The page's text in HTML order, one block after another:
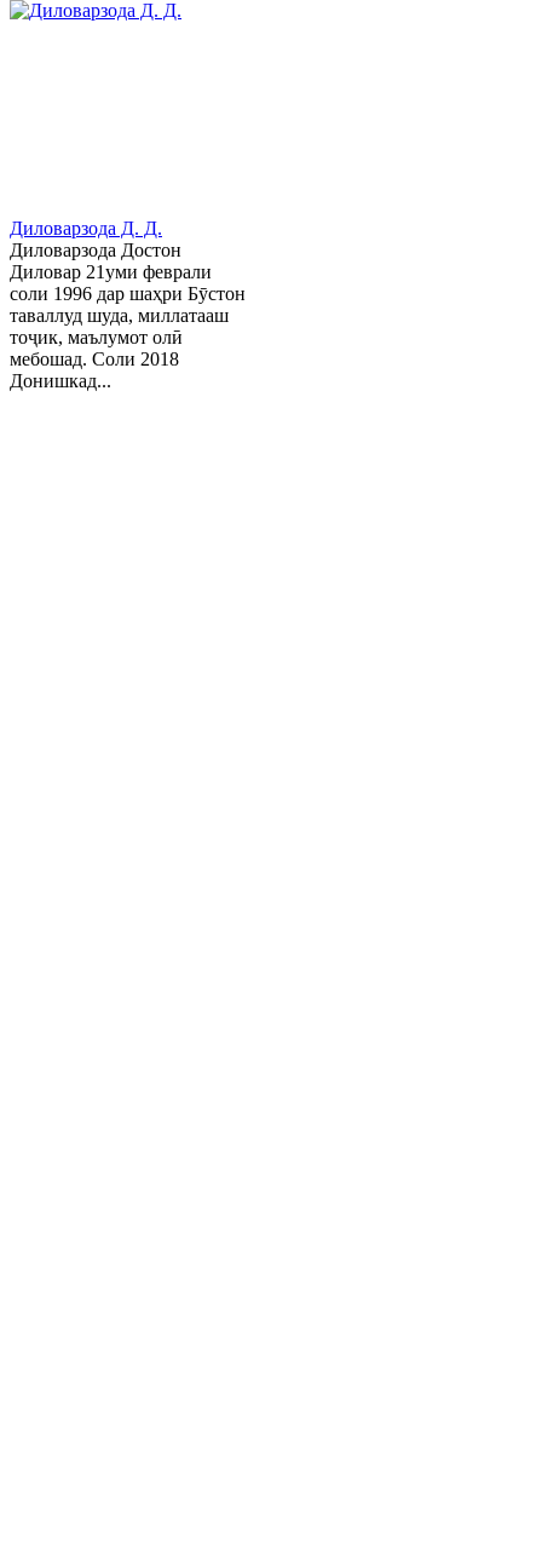
Диловарзода Д. Д.
Диловарзода Достон
Диловар 21уми феврали
соли 1996 дар шаҳри Бӯстон
таваллуд шуда, миллатааш
тоҷик, маълумот олӣ
мебошад. Соли 2018
Донишкад...